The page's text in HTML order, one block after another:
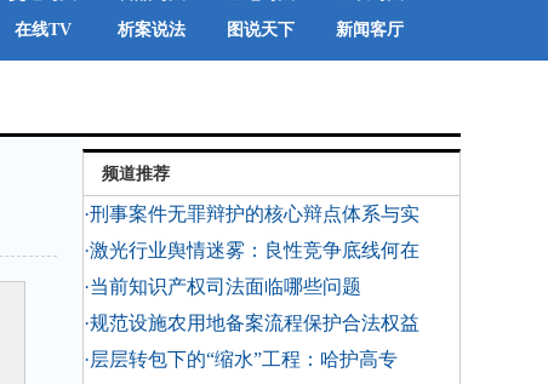
在线TV 析案说法 图说天下
新闻客厅
频道推荐
·刑事案件无罪辩护的核心辩点体系与实
·激光行业舆情迷雾：良性竞争底线何在
·当前知识产权司法面临哪些问题
·规范设施农用地备案流程保护合法权益
·层层转包下的“缩水”工程：哈护高专